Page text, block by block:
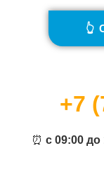
👆
+7
⏰ с 09:00 до